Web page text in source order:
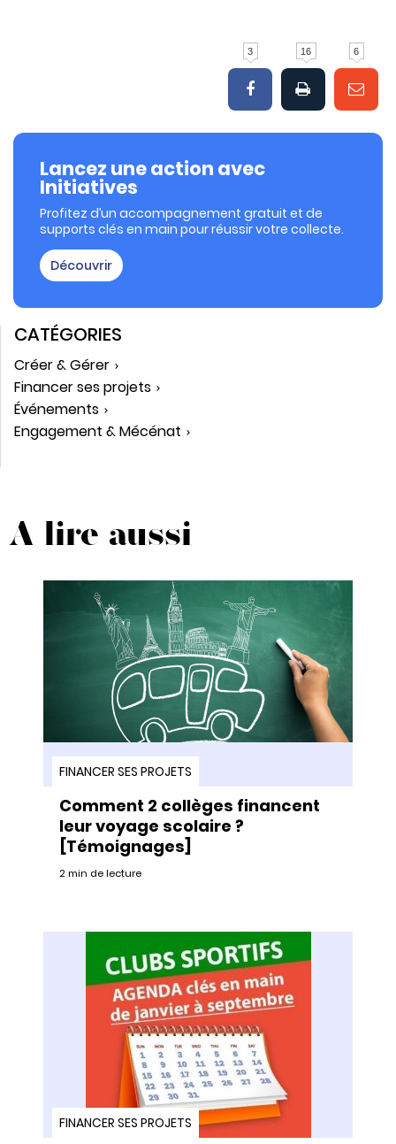
3 16 6
Lancez une action avec
Initiatives
Profitez d’un accompagnement gratuit et de
supports clés en main pour réussir votre collecte.
Découvrir
CATÉGORIES
Créer & Gérer
Financer ses projets
Événements
Engagement & Mécénat
A lire aussi
FINANCER SES PROJETS
Comment 2 collèges financent
leur voyage scolaire ?
[Témoignages]
2 min de lecture
FINANCER SES PROJETS